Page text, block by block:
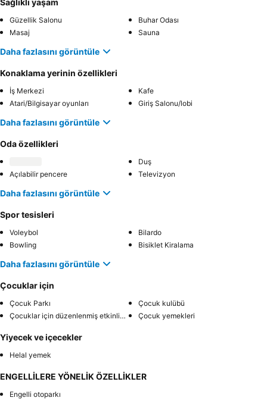
Sağlıklı yaşam
Güzellik Salonu
Buhar Odası
Masaj
Sauna
Daha fazlasını görüntüle
Konaklama yerinin özellikleri
İş Merkezi
Kafe
Atari/Bilgisayar oyunları
Giriş Salonu/lobi
Daha fazlasını görüntüle
Oda özellikleri
Duş
Açılabilir pencere
Televizyon
Daha fazlasını görüntüle
Spor tesisleri
Voleybol
Bilardo
Bowling
Bisiklet Kiralama
Daha fazlasını görüntüle
Çocuklar için
Çocuk Parkı
Çocuk kulübü
Çocuklar için düzenlenmiş etkinlikler
Çocuk yemekleri
Yiyecek ve içecekler
Helal yemek
ENGELLİLERE YÖNELİK ÖZELLİKLER
Engelli otoparkı